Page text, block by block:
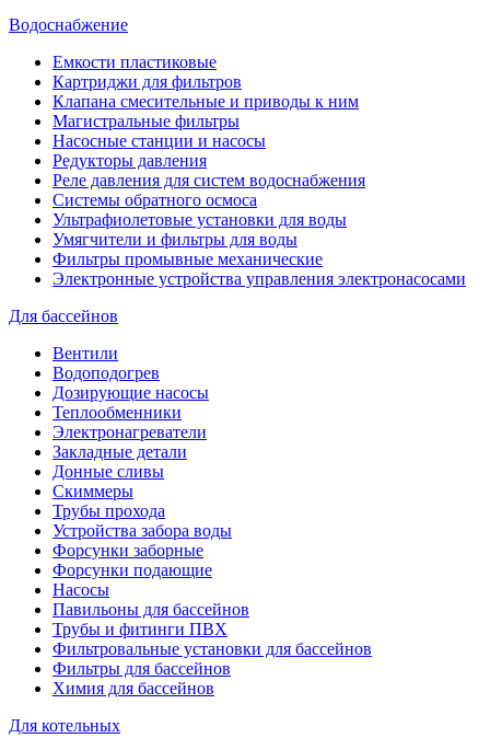
Водоснабжение
Емкости пластиковые
Картриджи для фильтров
Клапана смесительные и приводы к ним
Магистральные фильтры
Насосные станции и насосы
Редукторы давления
Реле давления для систем водоснабжения
Системы обратного осмоса
Ультрафиолетовые установки для воды
Умягчители и фильтры для воды
Фильтры промывные механические
Электронные устройства управления электронасосами
Для бассейнов
Вентили
Водоподогрев
Дозирующие насосы
Теплообменники
Электронагреватели
Закладные детали
Донные сливы
Скиммеры
Трубы прохода
Устройства забора воды
Форсунки заборные
Форсунки подающие
Насосы
Павильоны для бассейнов
Трубы и фитинги ПВХ
Фильтровальные установки для бассейнов
Фильтры для бассейнов
Химия для бассейнов
Для котельных